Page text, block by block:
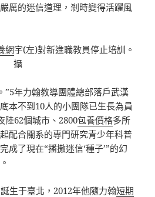
厲的迷信道理，剎時變得活躍風
網宇(左)對新進職教員停止培訓。
攝
”5年力翰教導團體總部落戶武漢
本不到10人的小團隊已生長為員
陸62個城市、2800包養價格多所
配合關系的專門研究青少年科普
成了現在“播撒迷信‘種子’”的幻
生于臺北，2012年他隨力翰短期